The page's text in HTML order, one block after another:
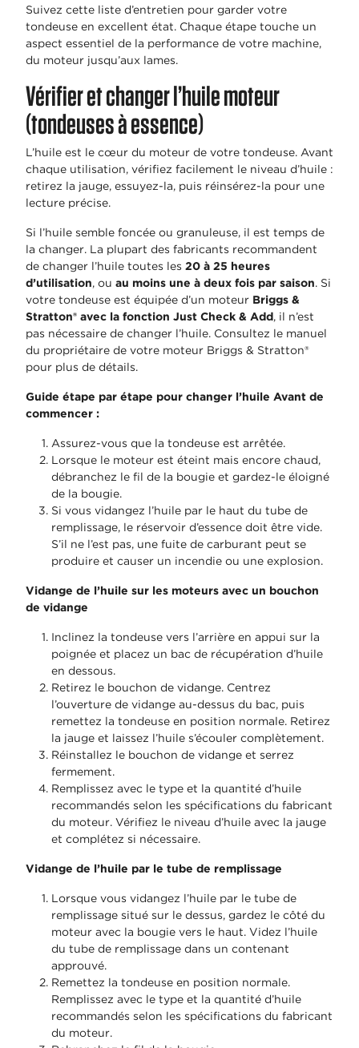
Suivez cette liste d’entretien pour garder votre
tondeuse en excellent état. Chaque étape touche un
aspect essentiel de la performance de votre machine,
du moteur jusqu’aux lames.
Vérifier et changer l’huile moteur
(tondeuses à essence)
L’huile est le cœur du moteur de votre tondeuse. Avant
chaque utilisation, vérifiez facilement le niveau d’huile :
retirez la jauge, essuyez-la, puis réinsérez-la pour une
lecture précise.
Si l’huile semble foncée ou granuleuse, il est temps de
la changer. La plupart des fabricants recommandent
de changer l’huile toutes les 20 à 25 heures
d’utilisation, ou au moins une à deux fois par saison. Si
votre tondeuse est équipée d’un moteur Briggs &
Stratton® avec la fonction Just Check & Add, il n’est
pas nécessaire de changer l’huile. Consultez le manuel
du propriétaire de votre moteur Briggs & Stratton®
pour plus de détails.
Guide étape par étape pour changer l’huile Avant de
commencer :
Assurez-vous que la tondeuse est arrêtée.
Lorsque le moteur est éteint mais encore chaud,
débranchez le fil de la bougie et gardez-le éloigné
de la bougie.
Si vous vidangez l’huile par le haut du tube de
remplissage, le réservoir d’essence doit être vide.
S’il ne l’est pas, une fuite de carburant peut se
produire et causer un incendie ou une explosion.
Vidange de l’huile sur les moteurs avec un bouchon
de vidange
Inclinez la tondeuse vers l’arrière en appui sur la
poignée et placez un bac de récupération d’huile
en dessous.
Retirez le bouchon de vidange. Centrez
l’ouverture de vidange au-dessus du bac, puis
remettez la tondeuse en position normale. Retirez
la jauge et laissez l’huile s’écouler complètement.
Réinstallez le bouchon de vidange et serrez
fermement.
Remplissez avec le type et la quantité d’huile
recommandés selon les spécifications du fabricant
du moteur. Vérifiez le niveau d’huile avec la jauge
et complétez si nécessaire.
Vidange de l’huile par le tube de remplissage
Lorsque vous vidangez l’huile par le tube de
remplissage situé sur le dessus, gardez le côté du
moteur avec la bougie vers le haut. Videz l’huile
du tube de remplissage dans un contenant
approuvé.
Remettez la tondeuse en position normale.
Remplissez avec le type et la quantité d’huile
recommandés selon les spécifications du fabricant
du moteur.